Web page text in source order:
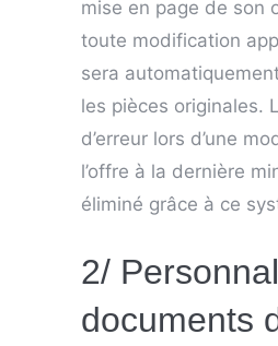
mise en page de son
toute modification
sera
les pièces originales.
d’erreur lors d’une
l’offre à la dernière
éliminé grâce à ce
2/
documents